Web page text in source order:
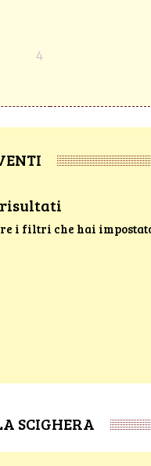
4
risultati
i filtri che hai
SCIGHERA